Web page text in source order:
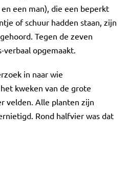
een man), die een beperkt
of schuur hadden staan, zijn
Tegen de zeven
opgemaakt.
in naar wie
kweken van de grote
velden. Alle planten zijn
Rond halfvier was dat